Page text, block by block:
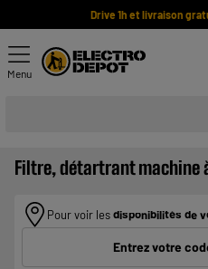
Drive 1h et livraison
Menu
Filtre, détartrant machine
Pour voir lesdisponibilités de
Entrez votre